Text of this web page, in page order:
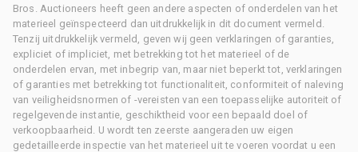
Bros. Auctioneers heeft geen andere aspecten of onderdelen van het
materieel geïnspecteerd dan uitdrukkelijk in dit document vermeld.
Tenzij uitdrukkelijk vermeld, geven wij geen verklaringen of garanties,
expliciet of impliciet, met betrekking tot het materieel of de
onderdelen ervan, met inbegrip van, maar niet beperkt tot, verklaringen
of garanties met betrekking tot functionaliteit, conformiteit of naleving
van veiligheidsnormen of -vereisten van een toepasselijke autoriteit of
regelgevende instantie, geschiktheid voor een bepaald doel of
verkoopbaarheid. U wordt ten zeerste aangeraden uw eigen
gedetailleerde inspectie van het materieel uit te voeren voordat u een